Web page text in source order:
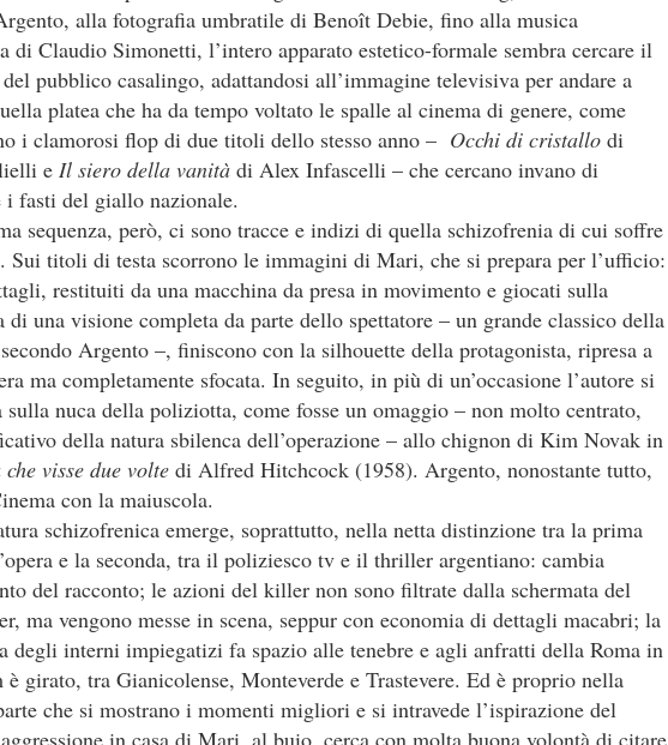
alla fotografia umbratile di Benoît Debie, fino alla musica
di Claudio Simonetti, l’intero apparato estetico-formale sembra cercare il
del pubblico casalingo, adattandosi all’immagine televisiva per andare a
platea che ha da tempo voltato le spalle al cinema di genere, come
i clamorosi flop di due titoli dello stesso anno – Occhi di cristallo di
e Il siero della vanità di Alex Infascelli – che cercano invano di
i fasti del giallo nazionale.
sequenza, però, ci sono tracce e indizi di quella schizofrenia di cui soffre
. Sui titoli di testa scorrono le immagini di Mari, che si prepara per l’ufficio:
restituiti da una macchina da presa in movimento e giocati sulla
di una visione completa da parte dello spettatore – un grande classico della
secondo Argento –, finiscono con la silhouette della protagonista, ripresa a
ma completamente sfocata. In seguito, in più di un’occasione l’autore si
sulla nuca della poliziotta, come fosse un omaggio – non molto centrato,
della natura sbilenca dell’operazione – allo chignon di Kim Novak in
visse due volte di Alfred Hitchcock (1958). Argento, nonostante tutto,
con la maiuscola.
schizofrenica emerge, soprattutto, nella netta distinzione tra la prima
e la seconda, tra il poliziesco tv e il thriller argentiano: cambia
del racconto; le azioni del killer non sono filtrate dalla schermata del
ma vengono messe in scena, seppur con economia di dettagli macabri; la
degli interni impiegatizi fa spazio alle tenebre e agli anfratti della Roma in
girato, tra Gianicolense, Monteverde e Trastevere. Ed è proprio nella
che si mostrano i momenti migliori e si intravede l’ispirazione del
in casa di Mari, al buio, cerca con molta buona volontà di citare